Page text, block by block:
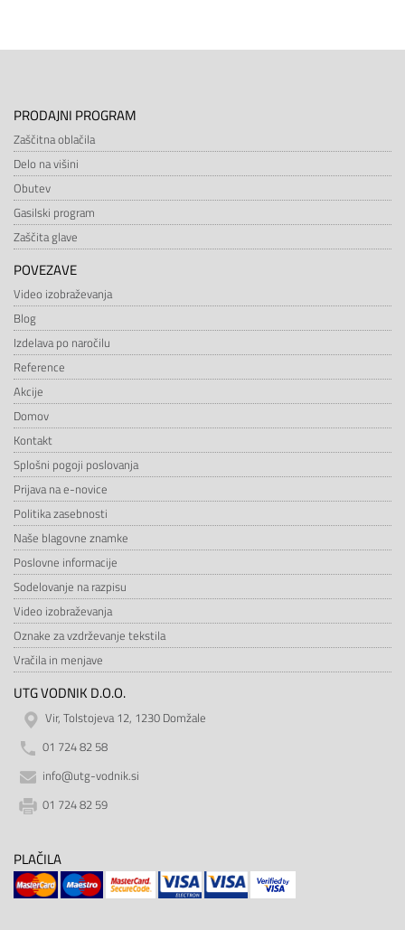
PRODAJNI PROGRAM
Zaščitna oblačila
Delo na višini
Obutev
Gasilski program
Zaščita glave
POVEZAVE
Video izobraževanja
Blog
Izdelava po naročilu
Reference
Akcije
Domov
Kontakt
Splošni pogoji poslovanja
Prijava na e-novice
Politika zasebnosti
Naše blagovne znamke
Poslovne informacije
Sodelovanje na razpisu
Video izobraževanja
Oznake za vzdrževanje tekstila
Vračila in menjave
UTG VODNIK D.O.O.
Vir, Tolstojeva 12, 1230 Domžale
01 724 82 58
info@utg-vodnik.si
01 724 82 59
PLAČILA